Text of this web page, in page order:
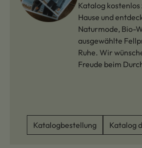
Katalog kostenlos
Hause und
Naturmode, Bio-
ausgewählte
Ruhe. Wir
Freude beim
Katalogbestellung Katalog